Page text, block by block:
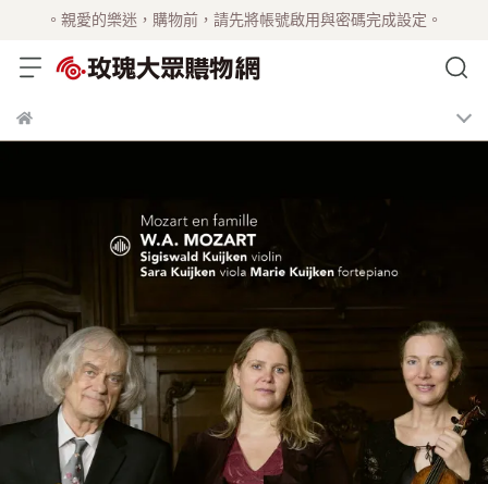
。親愛的樂迷，購物前，請先將帳號啟用與密碼完成設定。